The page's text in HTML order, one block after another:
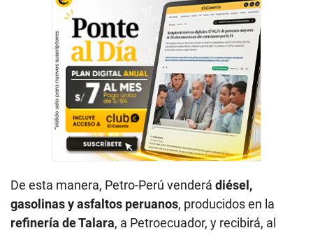
De esta manera, Petro-Perú venderá diésel,
gasolinas y asfaltos peruanos, producidos en la
refinería de Talara, a Petroecuador, y recibirá, al